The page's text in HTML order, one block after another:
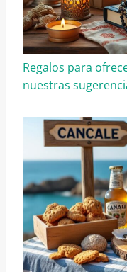
Regalos para
nuestras